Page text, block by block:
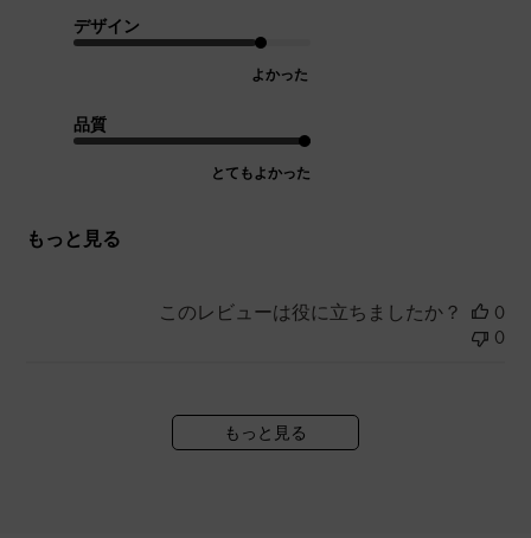
デザイン
よかった
品質
とてもよかった
もっと見る
このレビューは役に立ちましたか？
0
0
もっと見る